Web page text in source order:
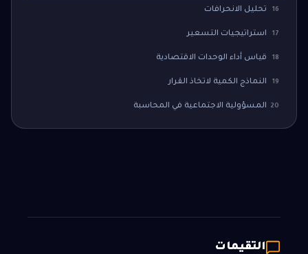
16 تحليل الانحرافات
17 استراتيجيات التسعير
18 قياس أداء الوحدات الاقتصادية
19 النماذج الكمية لاتخاذ القرار
20 المسؤولية الاجتماعية في المحاسبة
التقيمات